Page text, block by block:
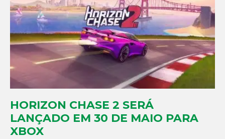
HORIZON CHASE 2 SERÁ
LANÇADO EM 30 DE MAIO PARA
XBOX